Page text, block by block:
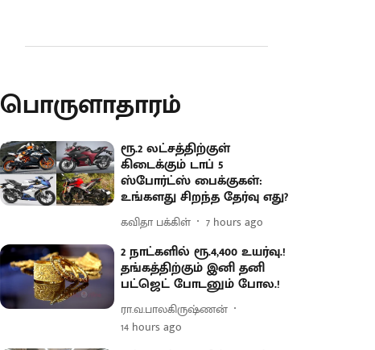
பொருளாதாரம்
ரூ.2 லட்சத்திற்குள்
கிடைக்கும் டாப் 5
ஸ்போர்ட்ஸ் பைக்குகள்:
உங்களது சிறந்த தேர்வு எது?
கவிதா பக்கிள் 7 hours ago
2 நாட்களில் ரூ.4,400 உயர்வு.!
தங்கத்திற்கும் இனி தனி
பட்ஜெட் போடனும் போல.!
ரா.வ.பாலகிருஷ்ணன்
14 hours ago